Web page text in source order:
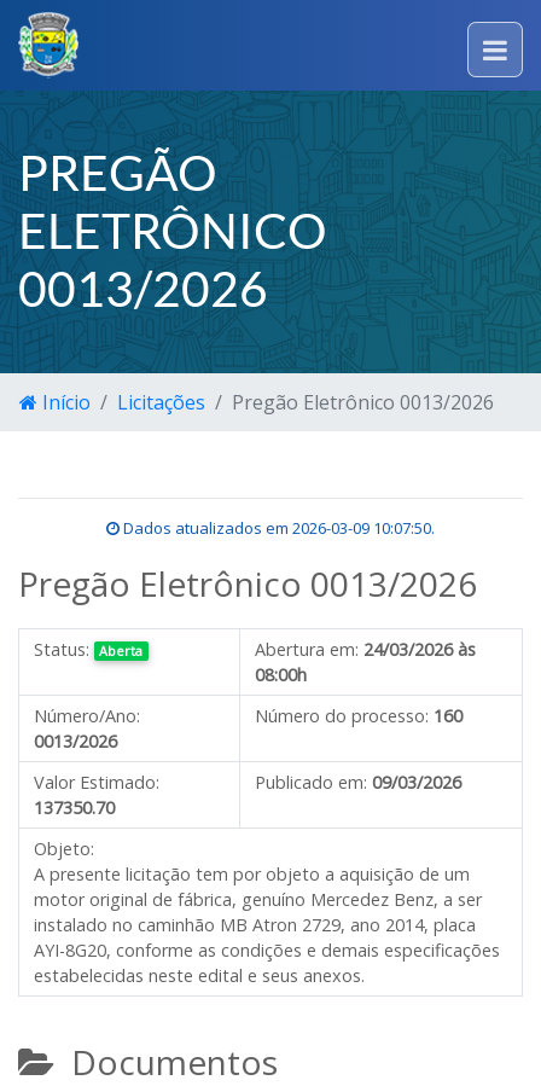
PREGÃO
ELETRÔNICO
0013/2026
Início Licitações Pregão Eletrônico 0013/2026
Dados atualizados em 2026-03-09 10:07:50.
Pregão Eletrônico 0013/2026
Status: Aberta Abertura em: 24/03/2026 às
08:00h
Número/Ano:
0013/2026
Número do processo: 160
Valor Estimado:
137350.70
Publicado em: 09/03/2026
Objeto:
A presente licitação tem por objeto a aquisição de um
motor original de fábrica, genuíno Mercedez Benz, a ser
instalado no caminhão MB Atron 2729, ano 2014, placa
AYI-8G20, conforme as condições e demais especificações
estabelecidas neste edital e seus anexos.
Documentos